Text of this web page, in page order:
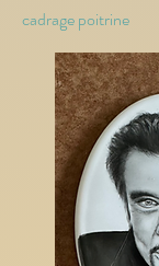
cadrage poitrine